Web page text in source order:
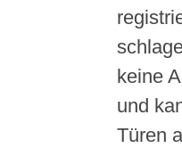
keine
und
Türen